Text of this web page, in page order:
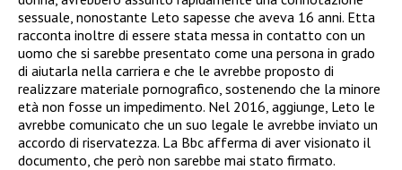
sessuale, nonostante Leto sapesse che aveva 16 anni. Etta
racconta inoltre di essere stata messa in contatto con un
uomo che si sarebbe presentato come una persona in grado
di aiutarla nella carriera e che le avrebbe proposto di
realizzare materiale pornografico, sostenendo che la minore
età non fosse un impedimento. Nel 2016, aggiunge, Leto le
avrebbe comunicato che un suo legale le avrebbe inviato un
accordo di riservatezza. La Bbc afferma di aver visionato il
documento, che però non sarebbe mai stato firmato.